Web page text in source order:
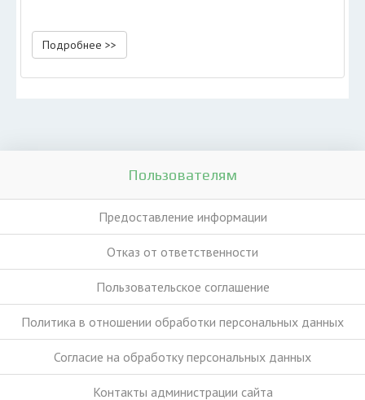
Подробнее >>
Пользователям
Предоставление информации
Отказ от ответственности
Пользовательское соглашение
Политика в отношении обработки персональных данных
Согласие на обработку персональных данных
Контакты администрации сайта